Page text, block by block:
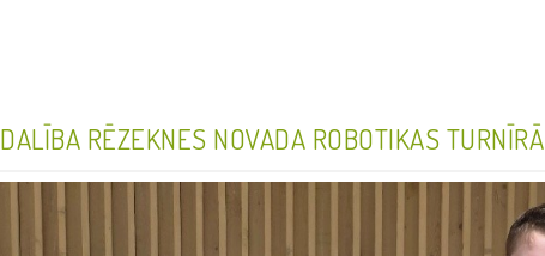
DALĪBA RĒZEKNES NOVADA ROBOTIKAS TURNĪRĀ